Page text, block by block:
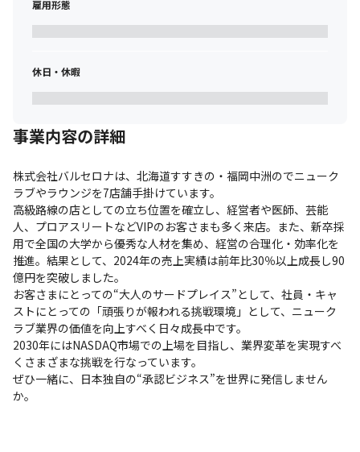
雇用形態
休日・休暇
事業内容の詳細
株式会社バルセロナは、北海道すすきの・福岡中洲のでニューク
ラブやラウンジを7店舗手掛けています。
高級路線の店としての立ち位置を確立し、経営者や医師、芸能
人、プロアスリートなどVIPのお客さまも多く来店。また、新卒採
用で全国の大学から優秀な人材を集め、経営の合理化・効率化を
推進。結果として、2024年の売上実績は前年比30％以上成長し90
億円を突破しました。
お客さまにとっての“大人のサードプレイス”として、社員・キャ
ストにとっての「頑張りが報われる挑戦環境」として、ニューク
ラブ業界の価値を向上すべく日々成長中です。
2030年にはNASDAQ市場での上場を目指し、業界変革を実現すべ
くさまざまな挑戦を行なっています。
ぜひ一緒に、日本独自の“承認ビジネス”を世界に発信しません
か。